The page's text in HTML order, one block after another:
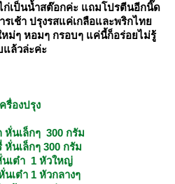
ก่เป็นน้ำสต๊อกค่ะ แถมโปรตีนอีกนิ๊ด
รเช้า ปรุงรสแค่เกลือและพริกไท
ม่ๆ หอมๆ กรอบๆ แค่นี้ก็อร่อยไม่รู้
แล้วล่ะค่ะ
ครื่องปรุง
หั่นเล็กๆ 300 กรัม
นเล็กๆ 300 กรัม
นเต๋า 1 หัวใหญ่
เต๋า 1 หัวกลางๆ